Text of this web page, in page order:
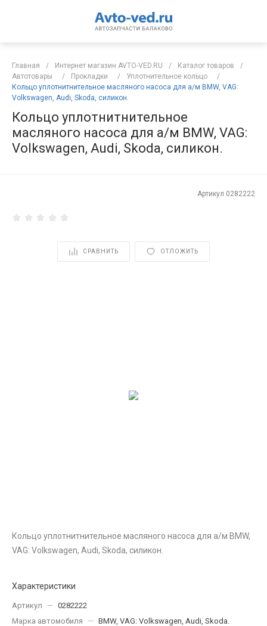
Главная / Интернет магазин AVTO-VED.RU / Каталог товаров
/
Автотовары
/ Прокладки / Уплотнительное кольцо
/
Кольцо уплотнитнительное масляного насоса для а/м BMW, VAG:
Volkswagen, Audi, Skoda, силикон.
Кольцо уплотнитнительное
масляного насоса для а/м BMW, VAG:
Volkswagen, Audi, Skoda, силикон.
Артикул 0282222
СРАВНИТЬ ОТЛОЖИТЬ
Кольцо уплотнитнительное масляного насоса для а/м BMW,
VAG: Volkswagen, Audi, Skoda, силикон.
Характеристики
Артикул — 0282222
Марка автомобиля
— BMW, VAG: Volkswagen, Audi, Skoda.